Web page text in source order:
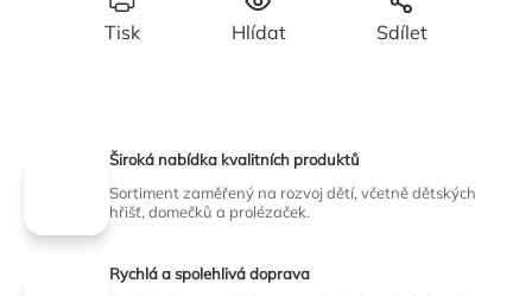
Tisk Hlídat Sdílet
Široká nabídka kvalitních produktů
Sortiment zaměřený na rozvoj dětí, včetně dětských
hřišť, domečků a prolézaček.
Rychlá a spolehlivá doprava